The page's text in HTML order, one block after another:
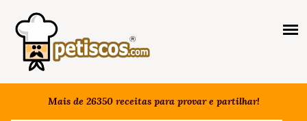
Mais de 26350 receitas para provar e partilhar!